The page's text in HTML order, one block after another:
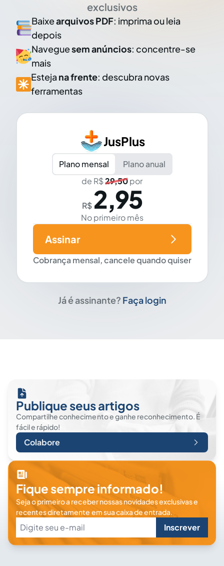
exclusivos
Baixearquivos PDF: imprima ou leia
depois
Naveguesem anúncios: concentre-se
mais
Esteja na frente: descubra novas
ferramentas
JusPlus
Plano mensal
Plano anual
de R$29,50por
R$ 2,95
No primeiro mês
Cobrança mensal, cancele quando quiser
Assinar
Já é assinante? Faça login
Publique seus artigos
Compartilhe conhecimento e ganhe reconhecimento. É
fácil e rápido!
Colabore
Fique sempre informado!
Seja o primeiro a receber nossas novidades exclusivas e
recentes diretamente em sua caixa de entrada.
Inscrever